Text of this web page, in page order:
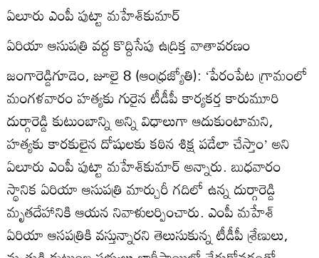
ఏలూరు ఎంపీ పుట్టా మహేశ్‌కుమార్‌
ఏరియా ఆసుపత్రి వద్ద కొద్దిసేపు ఉద్రిక్త వాతావరణం
జంగారెడ్డిగూడెం, జూలై 8 (ఆంధ్రజ్యోతి): ‘పేరంపేట గ్రామంలో
మంగళవారం హత్యకు గురైన టీడీపీ కార్యకర్త కారుమూరి
దుర్గారెడ్డి కుటుంబాన్ని అన్ని విధాలుగా ఆదుకుంటామని,
హత్యకు కారకులైన దోషులకు కఠిన శిక్ష పడేలా చేస్తాం’ అని
ఏలూరు ఎంపీ పుట్టా మహేశ్‌కుమార్‌ అన్నారు. బుధవారం
స్థానిక ఏరియా ఆసుపత్రి మార్చురీ గదిలో ఉన్న దుర్గారెడ్డి
మృతదేహానికి ఆయన నివాళులర్పించారు. ఎంపీ మహేశ్‌
ఏరియా ఆసపత్రికి వస్తున్నారని తెలుసుకున్న టీడీపీ శ్రేణులు,